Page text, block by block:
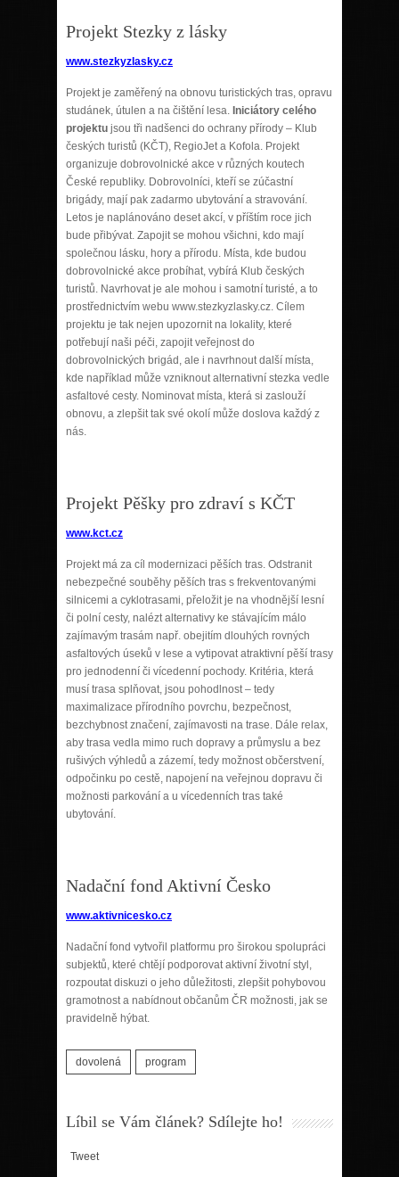
Projekt Stezky z lásky
www.stezkyzlasky.cz
Projekt je zaměřený na obnovu turistických tras, opravu
studánek, útulen a na čištění lesa. Iniciátory celého
projektu jsou tři nadšenci do ochrany přírody – Klub
českých turistů (KČT), RegioJet a Kofola. Projekt
organizuje dobrovolnické akce v různých koutech
České republiky. Dobrovolníci, kteří se zúčastní
brigády, mají pak zadarmo ubytování a stravování.
Letos je naplánováno deset akcí, v příštím roce jich
bude přibývat. Zapojit se mohou všichni, kdo mají
společnou lásku, hory a přírodu. Místa, kde budou
dobrovolnické akce probíhat, vybírá Klub českých
turistů. Navrhovat je ale mohou i samotní turisté, a to
prostřednictvím webu www.stezkyzlasky.cz. Cílem
projektu je tak nejen upozornit na lokality, které
potřebují naši péči, zapojit veřejnost do
dobrovolnických brigád, ale i navrhnout další místa,
kde například může vzniknout alternativní stezka vedle
asfaltové cesty. Nominovat místa, která si zaslouží
obnovu, a zlepšit tak své okolí může doslova každý z
nás.
Projekt Pěšky pro zdraví s KČT
www.kct.cz
Projekt má za cíl modernizaci pěších tras. Odstranit
nebezpečné souběhy pěších tras s frekventovanými
silnicemi a cyklotrasami, přeložit je na vhodnější lesní
či polní cesty, nalézt alternativy ke stávajícím málo
zajímavým trasám např. obejitím dlouhých rovných
asfaltových úseků v lese a vytipovat atraktivní pěší trasy
pro jednodenní či vícedenní pochody. Kritéria, která
musí trasa splňovat, jsou pohodlnost – tedy
maximalizace přírodního povrchu, bezpečnost,
bezchybnost značení, zajímavosti na trase. Dále relax,
aby trasa vedla mimo ruch dopravy a průmyslu a bez
rušivých výhledů a zázemí, tedy možnost občerstvení,
odpočinku po cestě, napojení na veřejnou dopravu či
možnosti parkování a u vícedenních tras také
ubytování.
Nadační fond Aktivní Česko
www.aktivnicesko.cz
Nadační fond vytvořil platformu pro širokou spolupráci
subjektů, které chtějí podporovat aktivní životní styl,
rozpoutat diskuzi o jeho důležitosti, zlepšit pohybovou
gramotnost a nabídnout občanům ČR možnosti, jak se
pravidelně hýbat.
dovolená program
Líbil se Vám článek? Sdílejte ho!
Tweet